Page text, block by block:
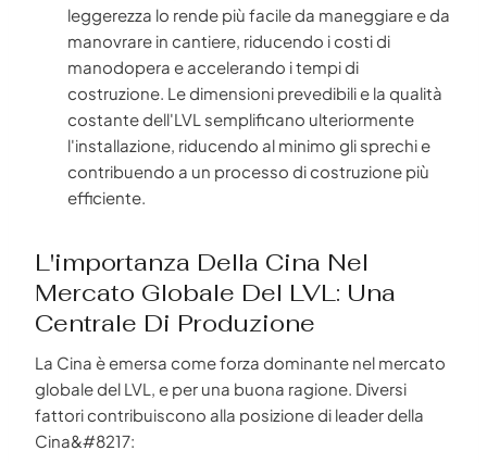
leggerezza lo rende più facile da maneggiare e da
manovrare in cantiere, riducendo i costi di
manodopera e accelerando i tempi di
costruzione. Le dimensioni prevedibili e la qualità
costante dell'LVL semplificano ulteriormente
l'installazione, riducendo al minimo gli sprechi e
contribuendo a un processo di costruzione più
efficiente.
L'importanza Della Cina Nel
Mercato Globale Del LVL: Una
Centrale Di Produzione
La Cina è emersa come forza dominante nel mercato
globale del LVL, e per una buona ragione. Diversi
fattori contribuiscono alla posizione di leader della
Cina&#8217: